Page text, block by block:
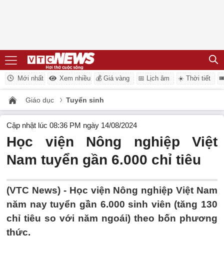
Mới nhất Xem nhiều 💰 Giá vàng 📅 Lịch âm ☀️ Thời tiết
Giáo dục Tuyển sinh
Cập nhật lúc 08:36 PM ngày 14/08/2024
Học viện Nông nghiệp Việt
Nam tuyển gần 6.000 chỉ tiêu
(VTC News) - Học viện Nông nghiệp Việt Nam
năm nay tuyển gần 6.000 sinh viên (tăng 130
chỉ tiêu so với năm ngoái) theo bốn phương
thức.